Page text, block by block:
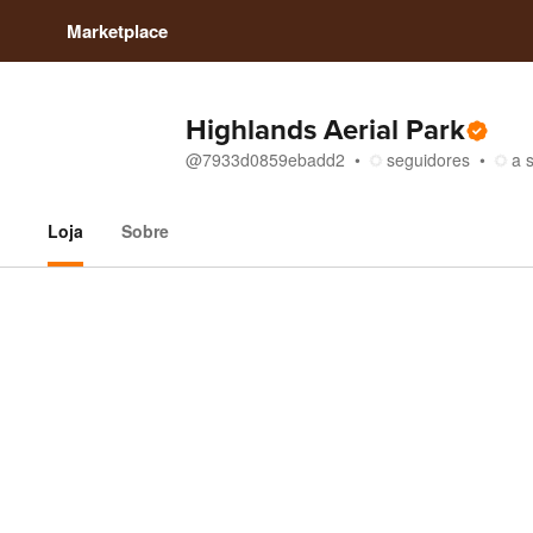
Marketplace
Highlands Aerial Park
@7933d0859ebadd2 seguidores a
Loja Sobre